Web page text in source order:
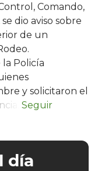
Comando,
dio aviso sobre
de un
Policía
y solicitaron el
día